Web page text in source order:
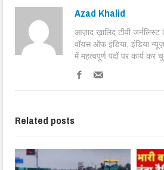
Azad Khalid
आज़ाद ख़ालिद टीवी जर्नलिस्ट
वॉयस ऑफ इंडिया, इंडिया
में महत्वपूर्ण पदों पर कार्य कर
Related posts